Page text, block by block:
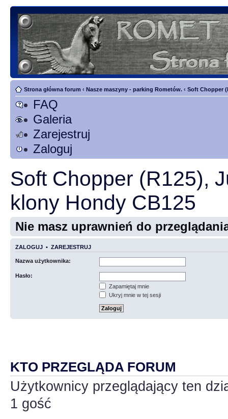
Strona główna forum ‹ Nasze maszyny - parking Rometów. ‹ Soft Chopper
FAQ
Galeria
Zarejestruj
Zaloguj
Soft Chopper (R125),
klony Hondy CB125
Nie masz uprawnień do
ZALOGUJ • ZAREJESTRUJ
Nazwa użytkownika:
Hasło:
Zapamiętaj mnie
Ukryj mnie w tej sesji
KTO PRZEGLĄDA FORUM
Użytkownicy przeglądający ten
1 gość